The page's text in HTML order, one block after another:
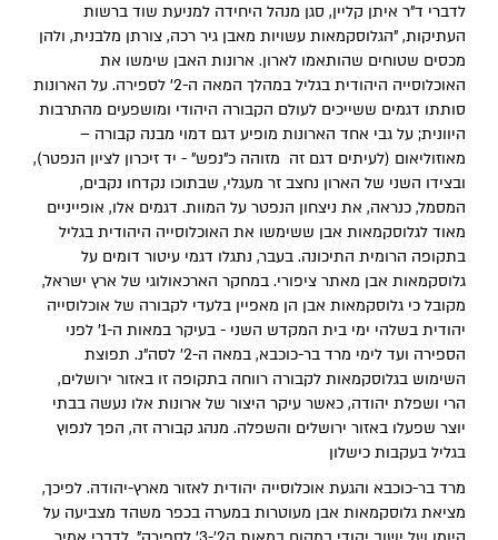
לדברי ד"ר איתן קליין, סגן מנהל היחידה למניעת שוד ברשות
העתיקות, "הגלוסקמאות עשויות מאבן גיר רכה, צורתן מלבנית, ולהן
מכסים שטוחים שהותאמו לארון. ארונות האבן שימשו את
האוכלוסייה היהודית בגליל במהלך המאה ה-2' לספירה. על הארונות
סותתו דגמים ששייכים לעולם הקבורה היהודי ומושפעים מהתרבות
היוונית; על גבי אחד הארונות מופיע דגם דמוי מבנה קבורה –
מאוזוליאום (לעיתים דגם זה מזוהה כ"נפש" - יד זיכרון לציון הנפטר),
ובצידו השני של הארון נחצב זר מעגלי, שבתוכו נקדחו נקבים,
המסמל, כנראה, את ניצחון הנפטר על המוות. דגמים אלו, אופייניים
מאוד לגלוסקמאות אבן ששימשו את האוכלוסייה היהודית בגליל
בתקופה הרומית התיכונה. בעבר, נתגלו דגמי עיטור דומים על
גלוסקמאות אבן מאתר ציפורי. במחקר הארכאולוגי של ארץ ישראל,
מקובל כי גלוסקמאות אבן הן מאפיין בלעדי לקבורה של אוכלוסייה
יהודית בשלהי ימי בית המקדש השני - בעיקר במאות ה-1' לפני
הספירה ועד לימי מרד בר-כוכבא, במאה ה-2' לסה"נ. תפוצת
השימוש בגלוסקמאות לקבורה רווחה בתקופה זו באזור ירושלים,
הרי ושפלת יהודה, כאשר עיקר היצור של ארונות אלו נעשה בבתי
יוצר שפעלו באזור ירושלים והשפלה. מנהג קבורה זה, הפך לנפוץ
בגליל בעקבות כישלון
מרד בר-כוכבא והגעת אוכלוסייה יהודית לאזור מארץ-יהודה. לפיכך,
מציאת גלוסקמאות אבן מעוטרות במערה בכפר משהד מצביעה על